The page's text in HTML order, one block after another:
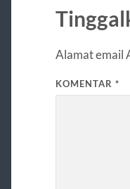
Alamat email
KOMENTAR *